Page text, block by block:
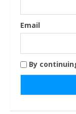
Email
By